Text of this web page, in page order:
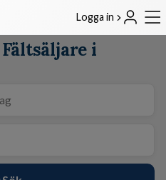
Logga in
i